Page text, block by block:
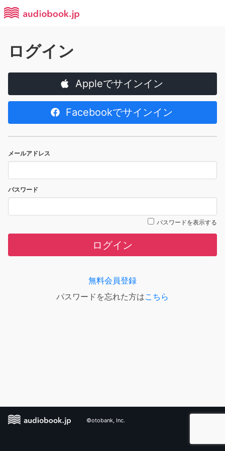
ログイン
Appleでサインイン
Facebookでサインイン
メールアドレス
パスワード
パスワードを表示する
ログイン
無料会員登録
パスワードを忘れた方はこちら
©otobank, Inc.